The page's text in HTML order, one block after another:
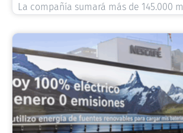
La compañía sumará más de 145.000